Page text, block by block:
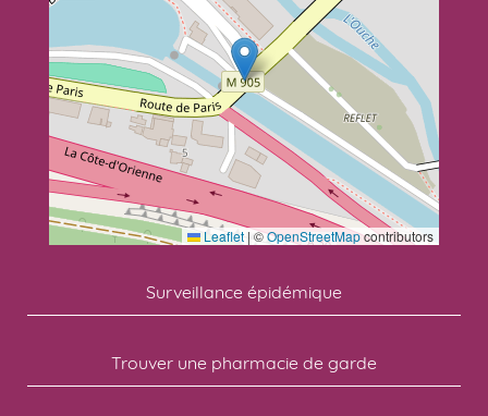
Leaflet |©OpenStreetMapcontributors
Surveillance épidémique
Trouver une pharmacie de garde